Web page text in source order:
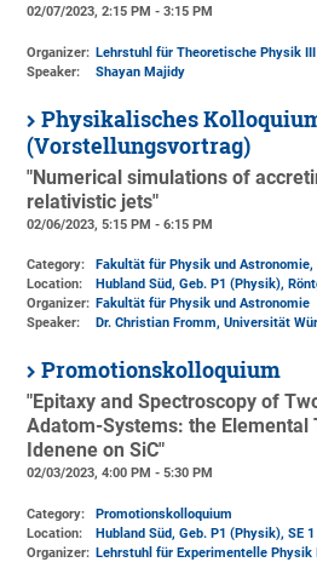
02/07/2023, 2:15 PM - 3:15 PM
Organizer: Lehrstuhl für Theoretische Physik III
Speaker:
Shayan Majidy
Physikalisches
(Vorstellungsvortrag)
"Numerical simulations of
relativistic jets"
02/06/2023, 5:15 PM - 6:15 PM
Category:
Fakultät für Physik und Astronomie,
Location:
Hubland Süd, Geb. P1 (Physik),
Organizer: Fakultät für Physik und Astronomie
Speaker:
Dr. Christian Fromm, Universität
Promotionskolloquium
"Epitaxy and Spectroscopy of
Adatom-Systems: the Elemental
Idenene on SiC"
02/03/2023, 4:00 PM - 5:30 PM
Category:
Promotionskolloquium
Location:
Hubland Süd, Geb. P1 (Physik), SE 1
Organizer: Lehrstuhl für Experimentelle Physik